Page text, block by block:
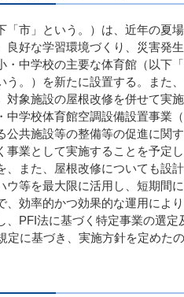
市」という。）は、近年の夏
良好な学習環境づくり、災害発
・中学校の主要な体育館（以下
う。）を新たに設置する。また
対象施設の屋根改修を併せて実施
学校体育館空調設備設置事業
公共施設等の整備等の促進に関
事業として実施することを予定
、また、屋根改修についても設
ウ等を最大限に活用し、短期間
、効率的かつ効果的な運用によ
PFI法に基づく特定事業の選定
定に基づき、実施方針を定めた